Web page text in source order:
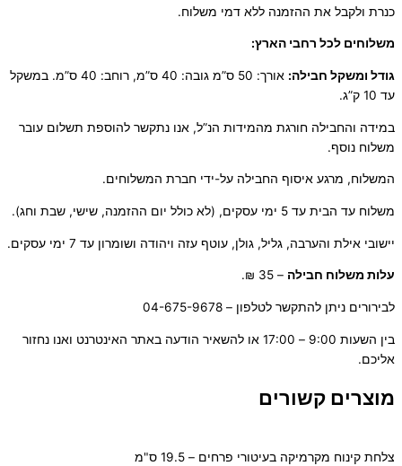
כנרת ולקבל את ההזמנה ללא דמי משלוח.
משלוחים לכל רחבי הארץ:
גודל ומשקל חבילה:
אורך: 50 ס”מ גובה: 40 ס”מ, רוחב: 40 ס”מ. במשקל
עד 10 ק”ג.
במידה והחבילה חורגת מהמידות הנ”ל, אנו נתקשר להוספת תשלום עובר
משלוח נוסף.
המשלוח, מרגע איסוף החבילה על-ידי חברת המשלוחים.
משלוח עד הבית עד 5 ימי עסקים, (לא כולל יום ההזמנה, שישי, שבת וחג).
יישובי אילת והערבה, גליל, גולן, עוטף עזה ויהודה ושומרון עד 7 ימי עסקים.
עלות משלוח חבילה – 35 ₪.
לבירורים ניתן להתקשר לטלפון – 04-675-9678
בין השעות 9:00 – 17:00 או להשאיר הודעה באתר האינטרנט ואנו נחזור
אליכם.
מוצרים קשורים
צלחת קינוח מקרמיקה בעיטורי פרחים – 19.5 ס"מ